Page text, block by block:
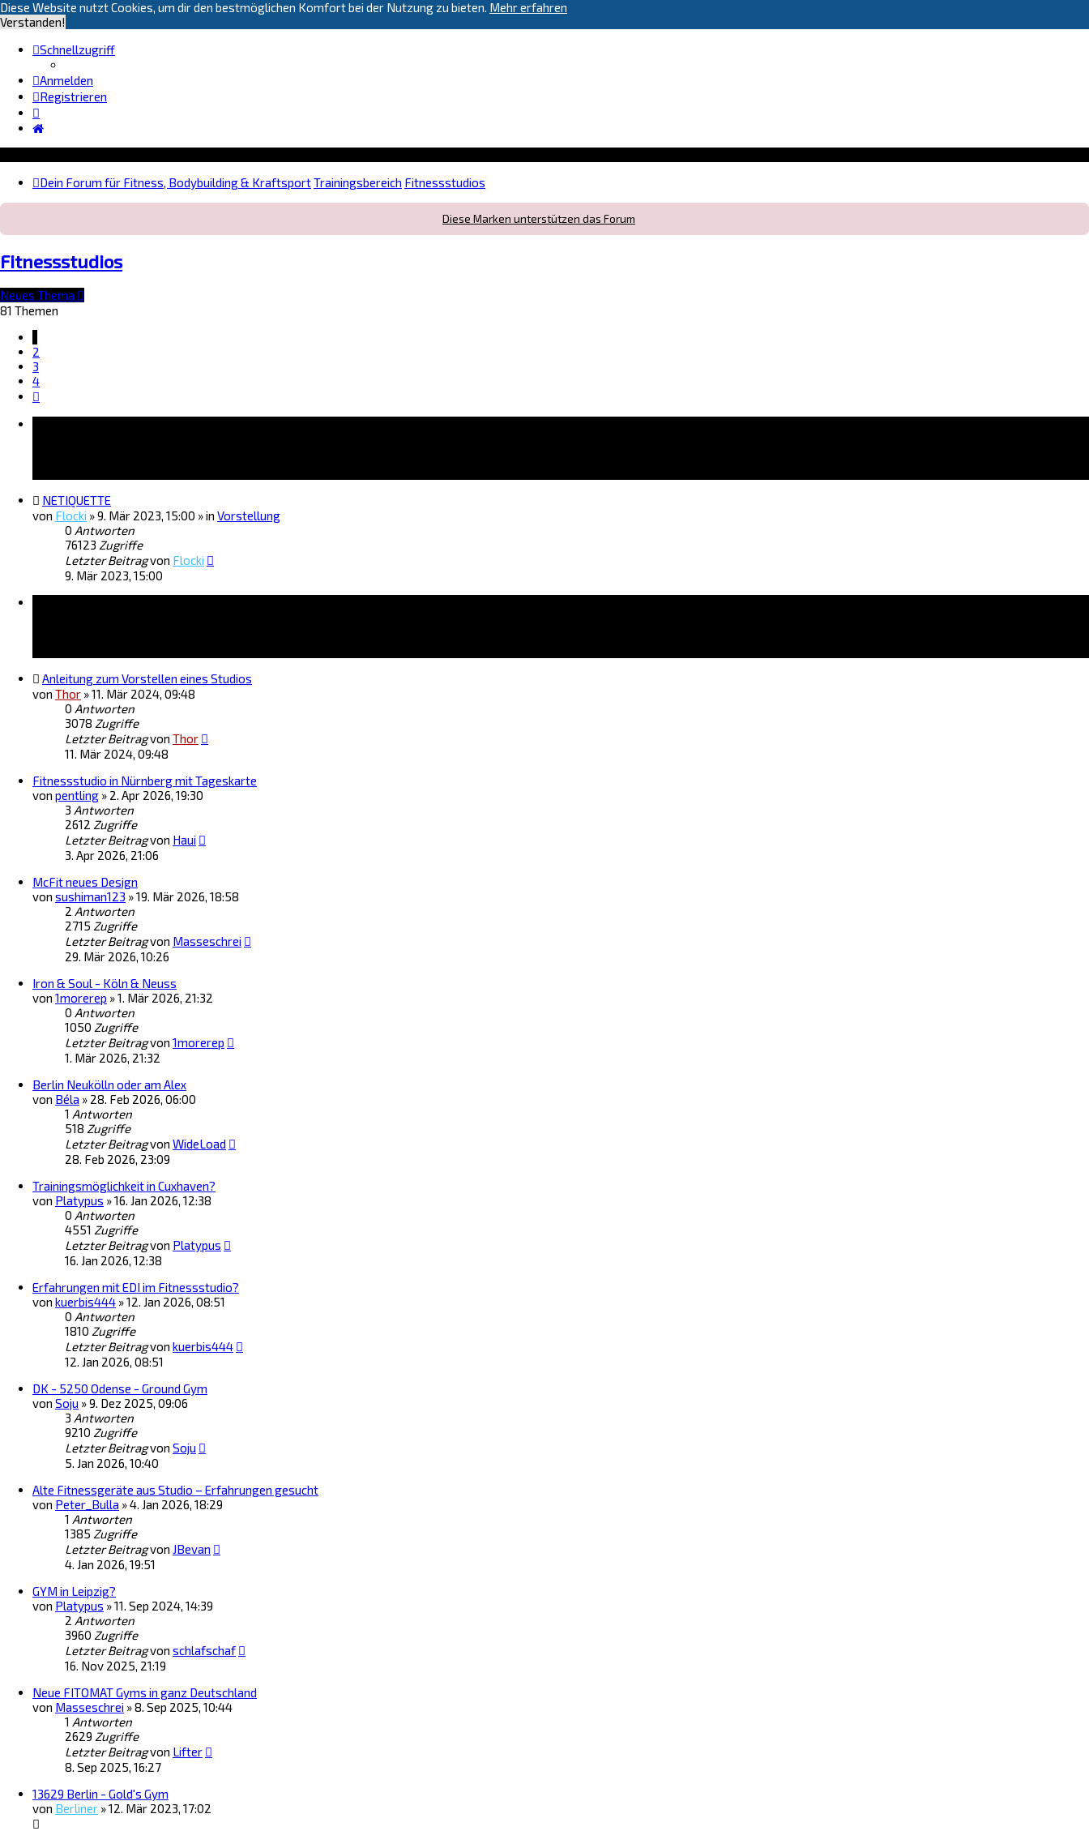
Diese Website nutzt Cookies, um dir den bestmöglichen Komfort bei der Nutzung zu bieten. Mehr erfahren
Verstanden!
Schnellzugriff
Anmelden
Registrieren
Dein Forum für Fitness, Bodybuilding & KraftsportTrainingsbereich Fitnessstudios
Diese Marken unterstützen das Forum
Fitnessstudios
Neues Thema
81 Themen
2
3
4
NETIQUETTE
von Flocki »9. Mär 2023, 15:00 » in Vorstellung
0 Antworten
76123 Zugriffe
Letzter Beitragvon Flocki
9. Mär 2023, 15:00
Anleitung zum Vorstellen eines Studios
von Thor »11. Mär 2024, 09:48
0 Antworten
3078 Zugriffe
Letzter Beitragvon Thor
11. Mär 2024, 09:48
Fitnessstudio in Nürnberg mit Tageskarte
von pentling » 2. Apr 2026, 19:30
3 Antworten
2612 Zugriffe
Letzter Beitragvon Haui
3. Apr 2026, 21:06
McFit neues Design
von sushiman123 »19. Mär 2026, 18:58
2 Antworten
2715 Zugriffe
Letzter Beitragvon Masseschrei
29. Mär 2026, 10:26
Iron & Soul - Köln & Neuss
von 1morerep »1. Mär 2026, 21:32
0 Antworten
1050 Zugriffe
Letzter Beitragvon 1morerep
1. Mär 2026, 21:32
Berlin Neukölln oder am Alex
von Béla » 28. Feb 2026, 06:00
1 Antworten
518 Zugriffe
Letzter Beitragvon WideLoad
28. Feb 2026, 23:09
Trainingsmöglichkeit in Cuxhaven?
von Platypus »16. Jan 2026, 12:38
0 Antworten
4551 Zugriffe
Letzter Beitragvon Platypus
16. Jan 2026, 12:38
Erfahrungen mit EDI im Fitnessstudio?
von kuerbis444 »12. Jan 2026, 08:51
0 Antworten
1810 Zugriffe
Letzter Beitragvon kuerbis444
12. Jan 2026, 08:51
DK - 5250 Odense - Ground Gym
von Soju »9. Dez 2025, 09:06
3 Antworten
9210 Zugriffe
Letzter Beitragvon Soju
5. Jan 2026, 10:40
Alte Fitnessgeräte aus Studio – Erfahrungen gesucht
von Peter_Bulla »4. Jan 2026, 18:29
1 Antworten
1385 Zugriffe
Letzter Beitragvon JBevan
4. Jan 2026, 19:51
GYM in Leipzig?
von Platypus »11. Sep 2024, 14:39
2 Antworten
3960 Zugriffe
Letzter Beitragvon schlafschaf
16. Nov 2025, 21:19
Neue FITOMAT Gyms in ganz Deutschland
von Masseschrei »8. Sep 2025, 10:44
1 Antworten
2629 Zugriffe
Letzter Beitragvon Lifter
8. Sep 2025, 16:27
13629 Berlin - Gold's Gym
von Berliner »12. Mär 2023, 17:02